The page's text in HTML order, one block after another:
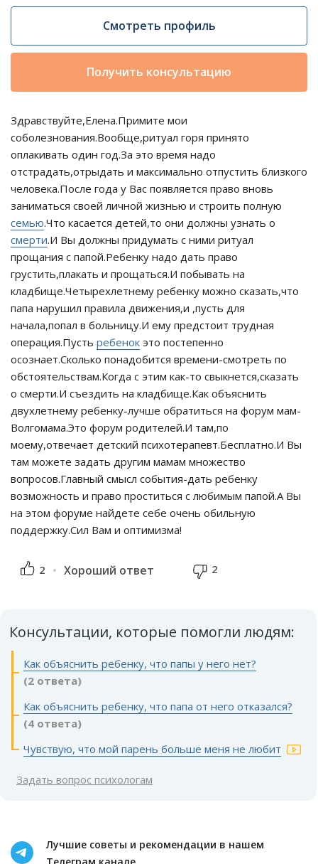
Смотреть профиль
Получить консультацию
Здравствуйте,Елена.Примите мои
соболезнования.Вообще,ритуал горя принято
оплакивать один год.За это время надо
отстрадать,отрыдать и максимально отпустить близкого
человека.После года у Вас появляется право вновь
заниматься своей личной жизнью и строить полную
семью.Что касается детей,то они должны узнать о
смерти.И Вы должны придумать с ними ритуал
прощания с папой.Ребенку надо дать право
грустить,плакать и прощаться.И побывать на
кладбище.Четырехлетнему ребенку можно сказать,что
папа нарушил правила движения,и ,пусть для
начала,попал в больницу.И ему предстоит трудная
операция.Пусть ребенок это постепенно
осознает.Сколько понадобится времени-смотреть по
обстоятельствам.Когда с этим как-то свыкнется,сказать
о смерти.И съездить на кладбище.Как объяснить
двухлетнему ребенку-лучше обратиться на форум мам-
Волгомама.Это форум родителей.И там,по
моему,отвечает детский психотерапевт.Бесплатно.И Вы
там можете задать другим мамам множество
вопросов.Главный смысл события-дать ребенку
возможность и право проститься с любимым папой.А Вы
на этом форуме найдете себе очень обильную
поддержку.Сил Вам и оптимизма!
2 Хороший ответ 2
Консультации, которые помогли людям:
Как объяснить ребенку, что папы у него нет?
(2 ответа)
Как объяснить ребенку, что папа от него отказался?
(4 ответа)
Чувствую, что мой парень больше меня не любит
Задать вопрос психологам
Лучшие советы и рекомендации в нашем